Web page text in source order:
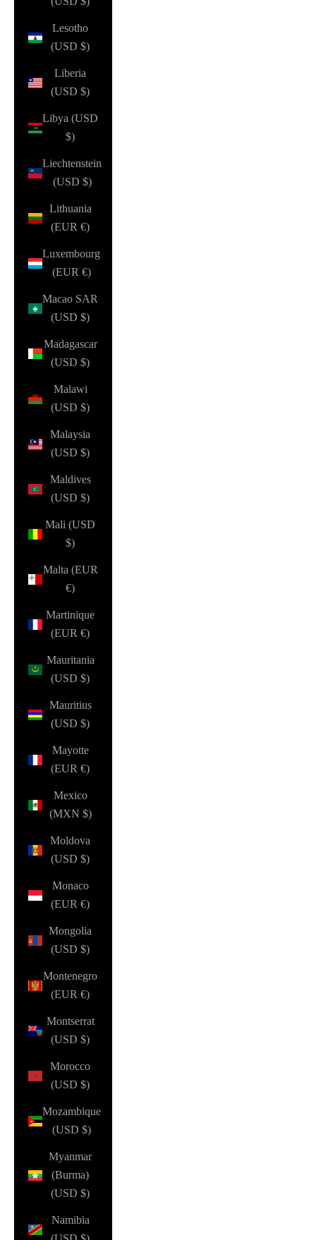
Lesotho
(USD $)
Liberia
(USD $)
Libya (USD
$)
Liechtenstein
(USD $)
Lithuania
(EUR €)
Luxembourg
(EUR €)
Macao SAR
(USD $)
Madagascar
(USD $)
Malawi
(USD $)
Malaysia
(USD $)
Maldives
(USD $)
Mali (USD
$)
Malta (EUR
€)
Martinique
(EUR €)
Mauritania
(USD $)
Mauritius
(USD $)
Mayotte
(EUR €)
Mexico
(MXN $)
Moldova
(USD $)
Monaco
(EUR €)
Mongolia
(USD $)
Montenegro
(EUR €)
Montserrat
(USD $)
Morocco
(USD $)
Mozambique
(USD $)
Myanmar
(Burma)
(USD $)
Namibia